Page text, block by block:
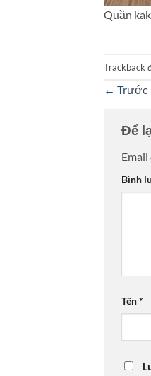
Quần
Trackback
← Trước
Để
Bình
Tên*